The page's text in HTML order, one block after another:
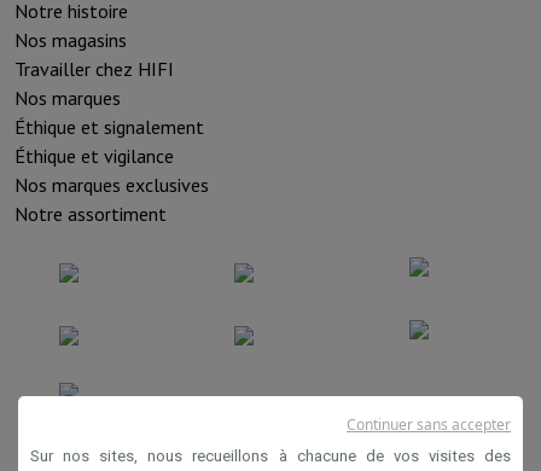
Notre histoire
Nos magasins
Travailler chez HIFI
Nos marques
Éthique et signalement
Éthique et vigilance
Nos marques exclusives
Notre assortiment
Conditions de vente
Sur nos sites, nous recueillons à chacune de vos visites des
Continuer sans accepter